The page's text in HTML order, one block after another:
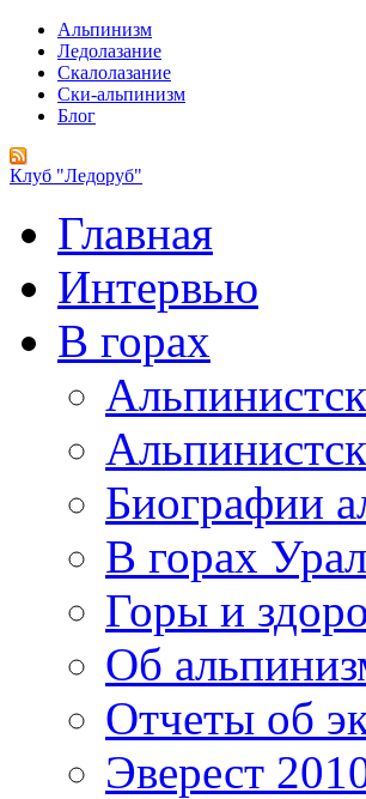
Альпинизм
Ледолазание
Скалолазание
Ски-альпинизм
Блог
Клуб "Ледоруб"
Главная
Интервью
В горах
Биографии
В горах
Горы и
Об
Отчеты об
Эверест